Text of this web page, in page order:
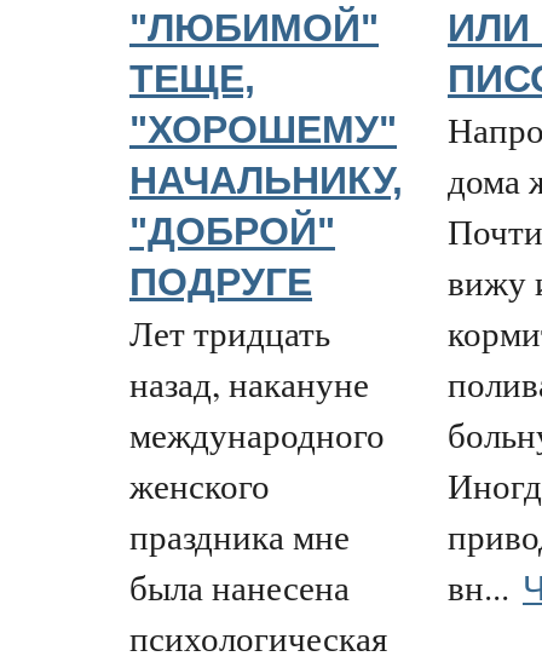
"ЛЮБИМОЙ"
ТЕЩЕ,
"ХОРОШЕМУ"
НАЧАЛЬНИКУ,
"ДОБРОЙ"
ПОДРУГЕ
Лет тридцать
назад, накануне
международного
женского
праздника мне
была нанесена
психологическая
дома
вижу
вн...